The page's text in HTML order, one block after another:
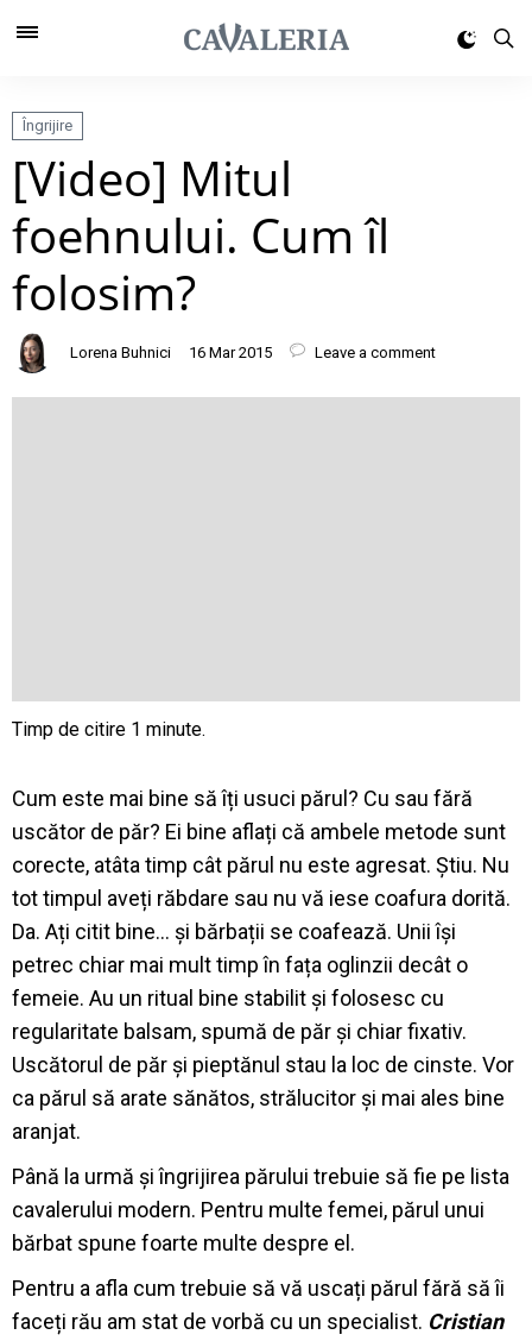
Îngrijire
[Video] Mitul
foehnului. Cum îl
folosim?
Lorena Buhnici 16 Mar 2015 Leave a comment
Cum este mai bine să îți usuci părul? Cu sau fără
uscător de păr? Ei bine aflați că ambele metode sunt
corecte, atâta timp cât părul nu este agresat. Știu. Nu
tot timpul aveți răbdare sau nu vă iese coafura dorită.
Da. Ați citit bine… și bărbații se coafează. Unii își
petrec chiar mai mult timp în fața oglinzii decât o
femeie. Au un ritual bine stabilit și folosesc cu
regularitate balsam, spumă de păr și chiar fixativ.
Uscătorul de păr și pieptănul stau la loc de cinste. Vor
ca părul să arate sănătos, strălucitor și mai ales bine
aranjat.
Până la urmă și îngrijirea părului trebuie să fie pe lista
cavalerului modern. Pentru multe femei, părul unui
bărbat spune foarte multe despre el.
Pentru a afla cum trebuie să vă uscați părul fără să îi
faceți rău am stat de vorbă cu un specialist. Cristian